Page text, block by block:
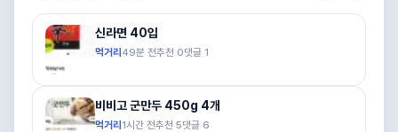
신라면 40입
먹거리 49분 전추천 0댓글 1
비비고 군만두 450g 4개
먹거리 1시간 전추천 5댓글 6